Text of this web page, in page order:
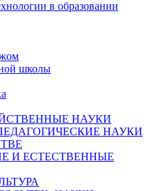
в образовании
школы
НАУКИ
НАУКИ
И ЕСТЕСТВЕННЫЕ